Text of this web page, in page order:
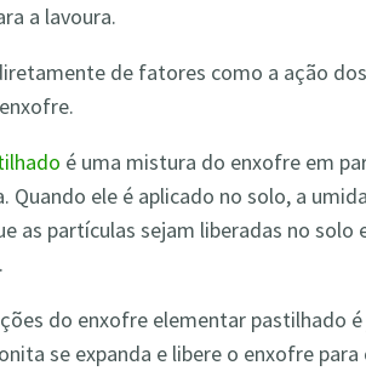
a lavoura.
de fatores como a ação
é uma mistura do enxofre em
Quando ele é aplicado no solo, a
as partículas sejam liberadas no solo
do enxofre elementar pastilhado
se expanda e libere o enxofre